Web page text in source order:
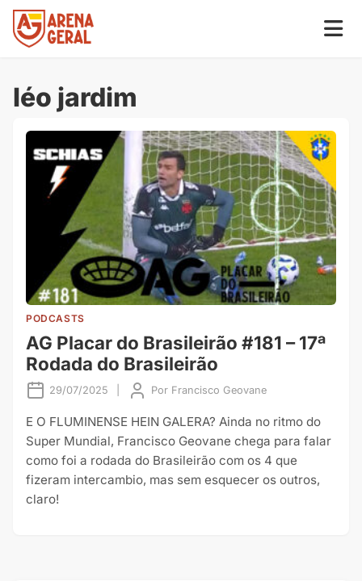
léo jardim
PODCASTS
AG Placar do Brasileirão #181 – 17ª
Rodada do Brasileirão
29/07/2025 Por Francisco Geovane
E O FLUMINENSE HEIN GALERA? Ainda no ritmo do
Super Mundial, Francisco Geovane chega para falar
como foi a rodada do Brasileirão com os 4 que
fizeram intercambio, mas sem esquecer os outros,
claro!